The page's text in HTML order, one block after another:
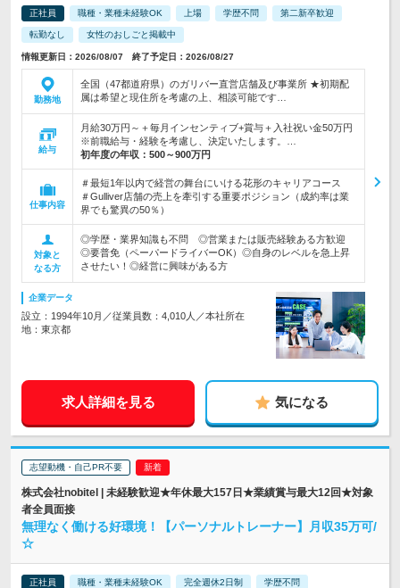
正社員 職種・業種未経験OK 上場 学歴不問 第二新卒歓迎
転勤なし 女性のおしごと掲載中
情報更新日：2026/08/07 終了予定日：2026/08/27
勤務地
全国（47都道府県）のガリバー直営店舗及び事業所 ★初期配
属は希望と現住所を考慮の上、相談可能です…
給与
月給30万円～＋毎月インセンティブ+賞与＋入社祝い金50万円
※前職給与・経験を考慮し、決定いたします。…
初年度の年収： 500～900万円
仕事内容
＃最短1年以内で経営の舞台にいける花形のキャリアコース
＃Gulliver店舗の売上を牽引する重要ポジション（成約率は業
界でも驚異の50％）
対象と
なる方
◎学歴・業界知識も不問 ◎営業または販売経験ある方歓迎
◎要普免（ペーパードライバーOK）◎自身のレベルを急上昇
させたい！◎経営に興味がある方
企業データ
設立：1994年10月／従業員数：4,010人／本社所在
地：東京都
求人詳細を見る 気になる
志望動機・自己PR不要
株式会社nobitel | 未経験歓迎★年休最大157日★業績賞与最大12回★対象
者全員面接
無理なく働ける好環境！【パーソナルトレーナー】月収35万可/
☆
正社員 職種・業種未経験OK 完全週休2日制 学歴不問